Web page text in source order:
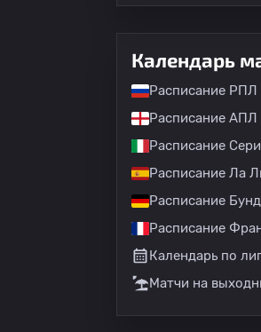
Календарь
Расписание РПЛ
Расписание АПЛ
Расписание
Расписание Ла
Расписание
Расписание
Календарь по
Матчи на